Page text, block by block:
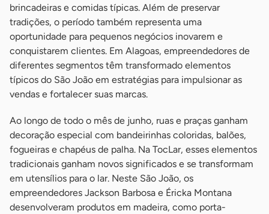
brincadeiras e comidas típicas. Além de preservar
tradições, o período também representa uma
oportunidade para pequenos negócios inovarem e
conquistarem clientes. Em Alagoas, empreendedores de
diferentes segmentos têm transformado elementos
típicos do São João em estratégias para impulsionar as
vendas e fortalecer suas marcas.
Ao longo de todo o mês de junho, ruas e praças ganham
decoração especial com bandeirinhas coloridas, balões,
fogueiras e chapéus de palha. Na TocLar, esses elementos
tradicionais ganham novos significados e se transformam
em utensílios para o lar. Neste São João, os
empreendedores Jackson Barbosa e Éricka Montana
desenvolveram produtos em madeira, como porta-